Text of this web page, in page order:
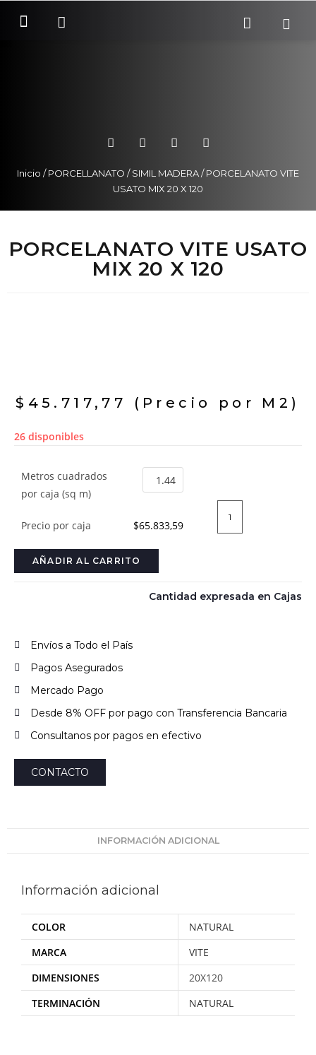
Inicio /PORCELLANATO /SIMIL MADERA/ PORCELANATO VITE
USATO MIX 20 X 120
PORCELANATO VITE USATO
MIX 20 X 120
$ 45.717,77 (Precio por M2)
26 disponibles
Metros cuadrados
por caja (sq m)
Precio por caja $65.833,59
AÑADIR AL CARRITO
Cantidad expresada en Cajas
Envíos a Todo el País
Pagos Asegurados
Mercado Pago
Desde 8% OFF por pago con Transferencia Bancaria
Consultanos por pagos en efectivo
CONTACTO
INFORMACIÓN ADICIONAL
Información adicional
COLOR
NATURAL
MARCA
VITE
DIMENSIONES
20X120
TERMINACIÓN
NATURAL